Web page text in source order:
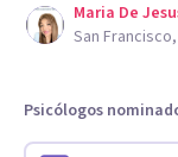
Maria De
San
Psicólogos